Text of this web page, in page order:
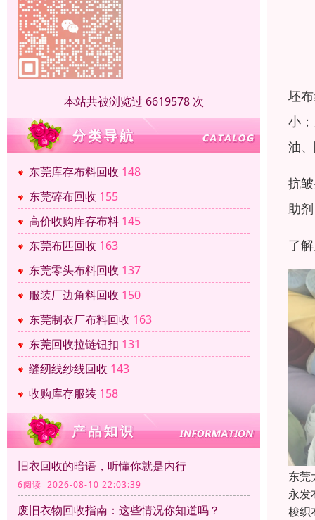
本站共被浏览过 6619578 次
东莞库存布料回收 148
东莞碎布回收 155
高价收购库存布料 145
东莞布匹回收 163
东莞零头布料回收 137
服装厂边角料回收 150
东莞制衣厂布料回收 163
东莞回收拉链钮扣 131
缝纫线纱线回收 143
收购库存服装 158
旧衣回收的暗语，听懂你就是内行
6阅读 2026-08-10 22:03:39
废旧衣物回收指南：这些情况你知道吗？
坯
小
油
抗
助
了
东莞
永发
梭织